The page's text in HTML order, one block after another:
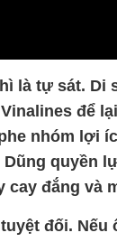
là tự sát. Di
để
nhóm lợi
quyền
cay đắng và
đối.